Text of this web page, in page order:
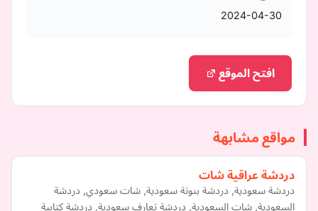
2024-04-30
افتح الموقع
مواقع مشابهة
دردشة عراقية شات
دردشة سعودية, دردشة بنوتة سعودية, شات سعودي, دردشة
السعودية, شات السعودية, دردشة تعارف سعودية, دردشة كتابية